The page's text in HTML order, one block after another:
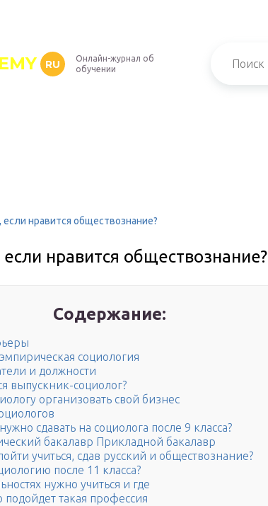
RU
Онлайн-журнал об
обучении
если нравится обществознание?
если нравится обществознание?
Содержание:
социология
и должности
выпускник-социолог?
организовать свой бизнес
сдавать на социолога после 9 класса?
бакалавр Прикладной бакалавр
учиться, сдав русский и обществознание?
после 11 класса?
нужно учиться и где
подойдет такая профессия